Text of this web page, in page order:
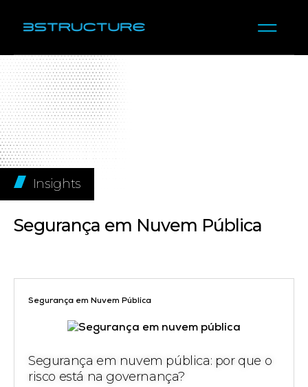
Insights
Segurança em Nuvem Pública
Segurança em Nuvem Pública
Segurança em nuvem pública: por que o
risco está na governança?